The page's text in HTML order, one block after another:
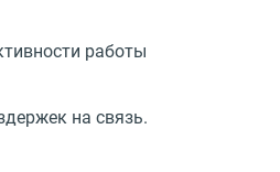
работы
на связь.